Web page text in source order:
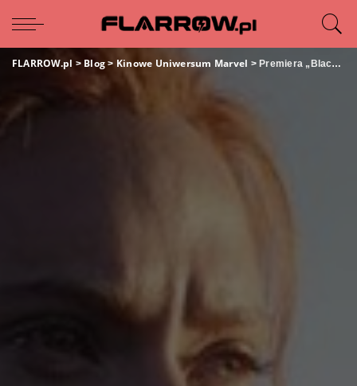
FLARROW.pl > Blog > Kinowe Uniwersum Marvel > Premiera „Black Widow” przesunięta!